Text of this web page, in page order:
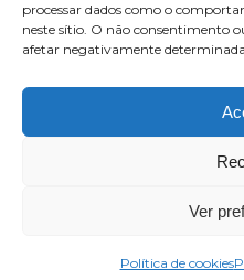
processar dados como o
neste sítio. O não consentimento
afetar negativamente
Ver
Política de cookies
© 2026 True
Política de privacidade
Declaração